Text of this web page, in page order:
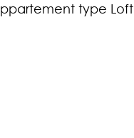
type Loft